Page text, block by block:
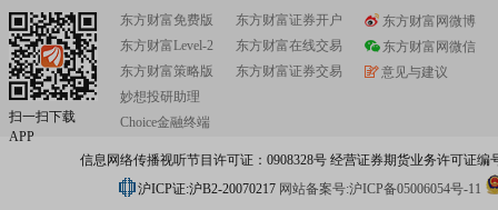
扫一扫下载
APP
东方财富免费版
东方财富Level-2
东方财富策略版
妙想投研助理
Choice金融终端
东方财富证券开户
东方财富在线交易
东方财富证券交易
东方财富网微博
东方财富网微信
意见与建议
信息网络传播视听节目许可证：0908328号 经营证券期货业务许可证编
沪ICP证:沪B2-20070217 网站备案号:沪ICP备05006054号-11